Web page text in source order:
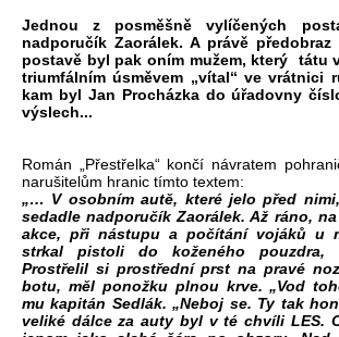
Jednou z posměšně vylíčených
nadporučík Zaorálek. A právě
postavě byl pak oním mužem, který tátu
triumfálním úsměvem „vítal“ ve vrátnici
kam byl Jan Procházka do úřadovny
výslech...
Román „Přestřelka“ končí návratem
narušitelům hranic tímto textem:
„… V osobním autě, které jelo před
sedadle nadporučík Zaorálek. Až ráno,
akce, při nástupu a počítání vojáků u
strkal pistoli do koženého pouzdra,
Prostřelil si prostřední prst na pravé
botu, měl ponožku plnou krve. „Vod
mu kapitán Sedlák. „Neboj se. Ty tak
veliké dálce za auty byl v té chvíli LES.